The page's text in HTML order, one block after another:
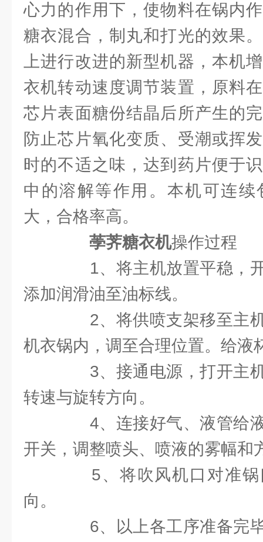
心力的作用下，使物料在锅内
糖衣混合，制丸和打光的效果
上进行改进的新型机器，本机
衣机转动速度调节装置，原料
芯片表面糖份结晶后所产生的
防止芯片氧化变质、受潮或挥
时的不适之味，达到药片便于
中的溶解等作用。本机可连
大，合格率高。
荸荠糖衣机操作过程
1、将主机放置平稳，开
添加润滑油至油标线。
2、将供喷支架移至主机
机衣锅内，调至合理位置。给液
3、接通电源，打开主机
转速与旋转方向。
4、连接好气、液管给液
开关，调整喷头、喷液的雾幅和
5、将吹风机口对准锅
向。
6、以上各工序准备完毕